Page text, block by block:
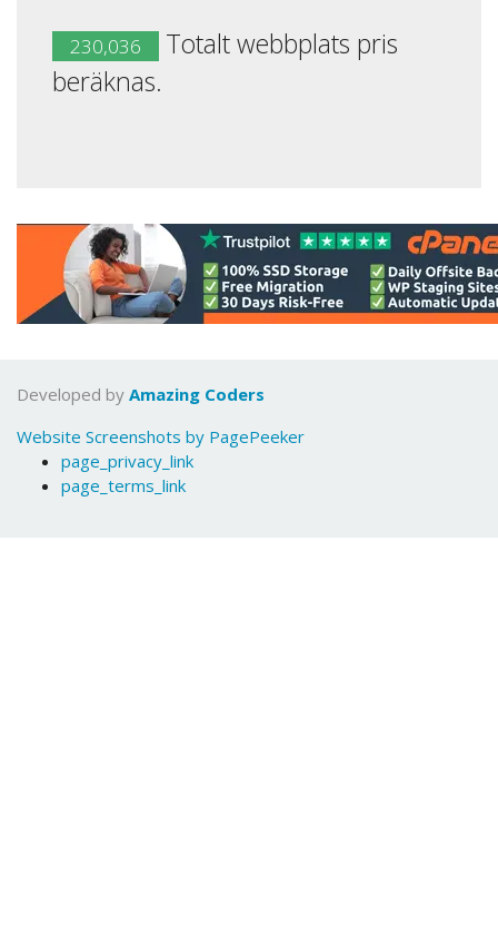
230,036
Totalt webbplats pris
beräknas.
Developed by Amazing Coders
Website Screenshots by PagePeeker
page_privacy_link
page_terms_link